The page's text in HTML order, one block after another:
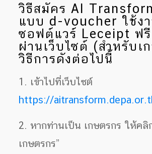
วิธีสมัคร AI
แบบ d-voucher ใช้ง
ซอฟต์แวร์ Leceipt ฟ
ผ่านเว็บไซต์ (สำหรับเ
วิธีการดังต่อไปนี้
1. เข้าไปที่เว็บไซต์
https://
2. หากท่านเป็น เกษตรกร ให้คลิ
เกษตรกร”